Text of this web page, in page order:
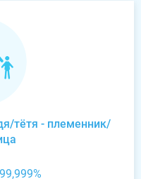
тётя - племенник/
99,999%